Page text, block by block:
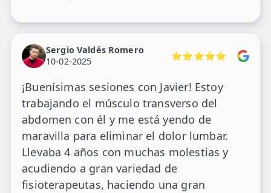
Sergio Valdés Romero
10-02-2025
⭐⭐⭐⭐⭐
¡Buenísimas sesiones con Javier! Estoy
trabajando el músculo transverso del
abdomen con él y me está yendo de
maravilla para eliminar el dolor lumbar.
Llevaba 4 años con muchas molestias y
acudiendo a gran variedad de
fisioterapeutas, haciendo una gran